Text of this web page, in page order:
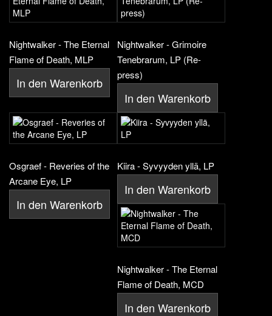
Nightwalker - The Eternal
Flame of Death, MLP
In den Warenkorb
Nightwalker - Grimoire
Tenebrarum, LP (Re-
press)
In den Warenkorb
Osgraef - Reveries of the
Arcane Eye, LP
In den Warenkorb
Kiira - Syvyyden yllä, LP
In den Warenkorb
Nightwalker - The Eternal
Flame of Death, MCD
In den Warenkorb